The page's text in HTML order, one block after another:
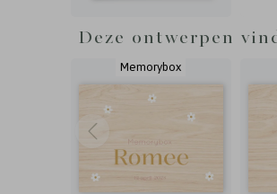
Deze ontwerpen
Memorybox